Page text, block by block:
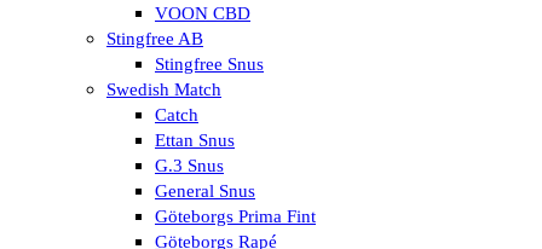
VOON CBD
Stingfree AB
Stingfree Snus
Swedish Match
Catch
Ettan Snus
G.3 Snus
General Snus
Göteborgs Prima Fint
Göteborgs Rapé